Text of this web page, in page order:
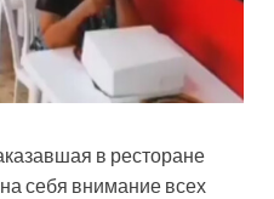
в ресторане
себя внимание всех